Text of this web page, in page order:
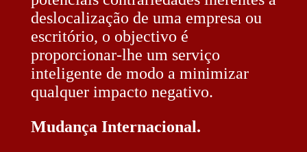
deslocalização de uma empresa ou
escritório, o objectivo é
proporcionar-lhe um serviço
inteligente de modo a minimizar
qualquer impacto negativo.
Mudança Internacional.